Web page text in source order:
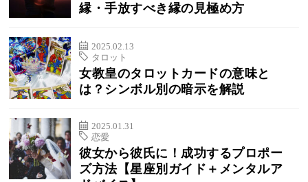
縁・手放すべき縁の見極め方
2025.02.13
タロット
女教皇のタロットカードの意味と
は？シンボル別の暗示を解説
2025.01.31
恋愛
彼女から彼氏に！成功するプロポー
ズ方法【星座別ガイド＋メンタルア